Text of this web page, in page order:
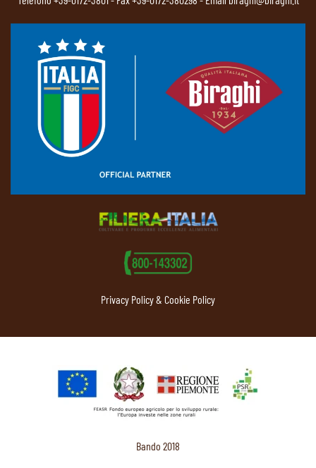
Privacy Policy & Cookie Policy
Bando 2018